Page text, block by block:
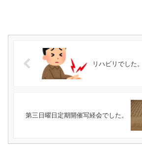
リハビリでした。
第三日曜日定期開催写経会でした。